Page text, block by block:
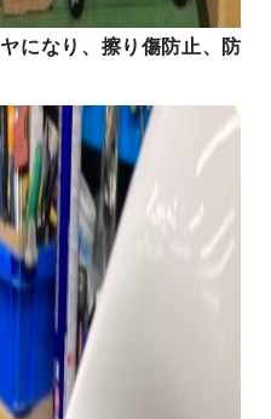
になり、擦り傷防止、防